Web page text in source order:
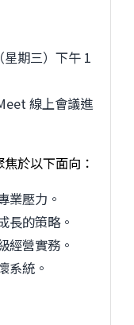
期三）下午 1
線上會議進
於以下面向：
業壓力。
長的策略。
經營實務。
系統。